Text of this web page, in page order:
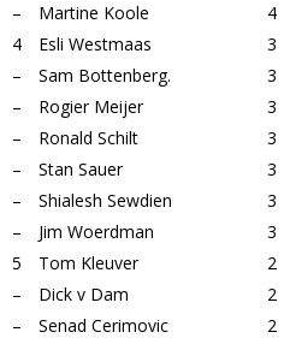
–
Martine Koole 4
4
Esli Westmaas 3
–
Sam Bottenberg. 3
–
Rogier Meijer 3
–
Ronald Schilt 3
–
Stan Sauer 3
–
Shialesh Sewdien 3
–
Jim Woerdman 3
5
Tom Kleuver 2
–
Dick v Dam 2
–
Senad Cerimovic 2